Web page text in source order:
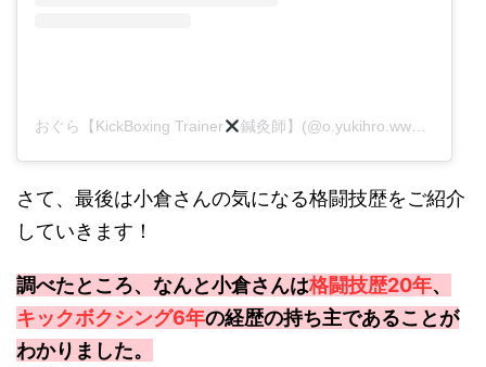
おぐら【KickBoxing Trainer 鍼灸師】(@o.yukihro.www)がシェアした投稿
さて、最後は小倉さんの気になる格闘技歴をご紹介
していきます！
調べたところ、なんと小倉さんは格闘技歴20年、
キックボクシング6年の経歴の持ち主であることが
わかりました。